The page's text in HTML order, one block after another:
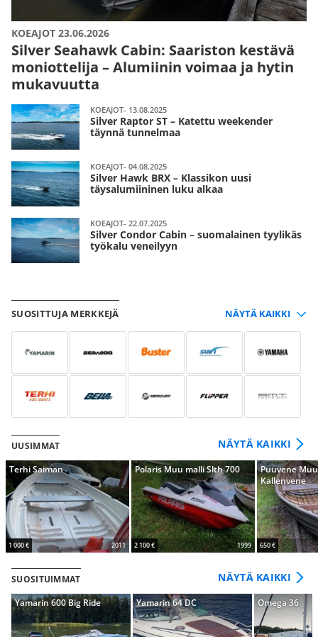
KOEAJOT 23.06.2026
Silver Seahawk Cabin: Saariston kestävä
moniottelija – Alumiinin voimaa ja hytin
mukavuutta
KOEAJOT- 13.08.2025
Silver Raptor ST – Katettu weekender
täynnä tunnelmaa
KOEAJOT- 04.08.2025
Silver Hawk BRX – Klassikon uusi
täysalumiininen luku alkaa
KOEAJOT- 22.07.2025
Silver Condor Cabin – suomalainen tyylikäs
työkalu veneilyyn
SUOSITTUJA MERKKEJÄ
UUSIMMAT NÄYTÄ KAIKKI
Terhi Saiman
1 000 € 2011
Polaris Muu malli Slth 700
2 100 € 1999
Puuvene
Kallenvene
650 €
SUOSITUIMMAT NÄYTÄ KAIKKI
Yamarin 600 Big Ride Yamarin 64 DC Omega 36